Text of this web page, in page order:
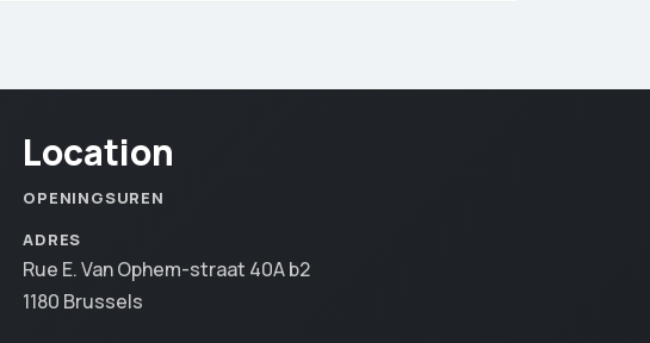
Location
OPENINGSUREN
ADRES
Rue E. Van Ophem-straat 40A b2
1180 Brussels